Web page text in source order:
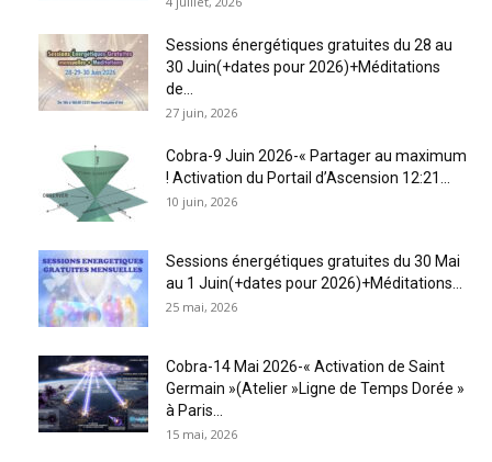
Sessions énergétiques gratuites du 28 au
30 Juin(+dates pour 2026)+Méditations
de...
27 juin, 2026
Cobra-9 Juin 2026-« Partager au maximum
! Activation du Portail d’Ascension 12:21...
10 juin, 2026
Sessions énergétiques gratuites du 30 Mai
au 1 Juin(+dates pour 2026)+Méditations...
25 mai, 2026
Cobra-14 Mai 2026-« Activation de Saint
Germain »(Atelier »Ligne de Temps Dorée »
à Paris...
15 mai, 2026